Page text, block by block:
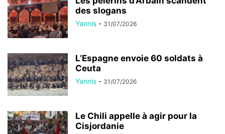
des slogans
Yannis - 31/07/2026
L’Espagne envoie 60 soldats à
Ceuta
Yannis - 31/07/2026
Le Chili appelle à agir pour la
Cisjordanie